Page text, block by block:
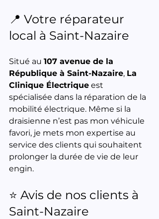
📍 Votre réparateur
local à Saint-Nazaire
Situé au 107 avenue de la
République à Saint-Nazaire, La
Clinique Électrique est
spécialisée dans la réparation de la
mobilité électrique. Même si la
draisienne n’est pas mon véhicule
favori, je mets mon expertise au
service des clients qui souhaitent
prolonger la durée de vie de leur
engin.
⭐ Avis de nos clients à
Saint-Nazaire